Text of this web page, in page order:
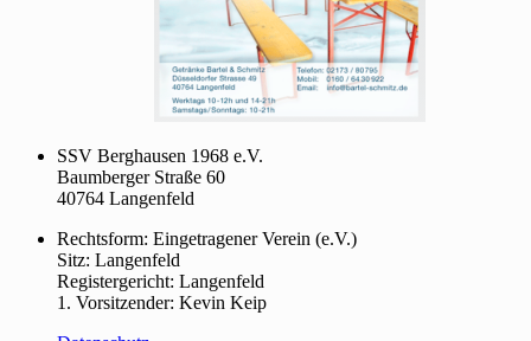
SSV Berghausen 1968 e.V.
Baumberger Straße 60
40764 Langenfeld
Rechtsform: Eingetragener Verein (e.V.)
Sitz: Langenfeld
Registergericht: Langenfeld
1. Vorsitzender: Kevin Keip